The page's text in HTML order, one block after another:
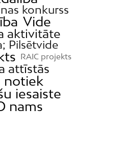
konkurss
Vide
aktivitāte
Pilsētvide
RAIC projekts
attīstās
notiek
iesaiste
nams